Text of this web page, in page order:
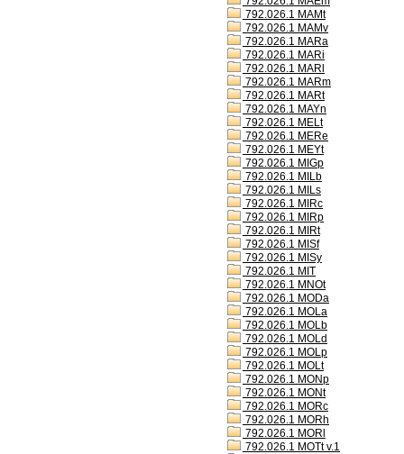
792.026.1 MAMt
792.026.1 MAMv
792.026.1 MARa
792.026.1 MARi
792.026.1 MARl
792.026.1 MARm
792.026.1 MARt
792.026.1 MAYn
792.026.1 MELt
792.026.1 MERe
792.026.1 MEYt
792.026.1 MIGp
792.026.1 MILb
792.026.1 MILs
792.026.1 MIRc
792.026.1 MIRp
792.026.1 MIRt
792.026.1 MISf
792.026.1 MISy
792.026.1 MIT
792.026.1 MNOt
792.026.1 MODa
792.026.1 MOLa
792.026.1 MOLb
792.026.1 MOLd
792.026.1 MOLp
792.026.1 MOLt
792.026.1 MONp
792.026.1 MONt
792.026.1 MORc
792.026.1 MORh
792.026.1 MORl
792.026.1 MOTt v.1